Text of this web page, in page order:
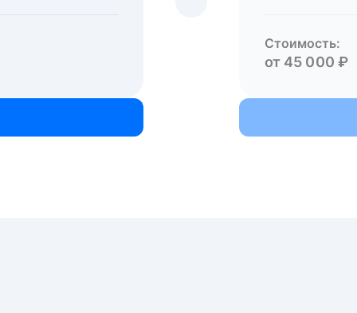
Стоимость:
от 45 000 ₽